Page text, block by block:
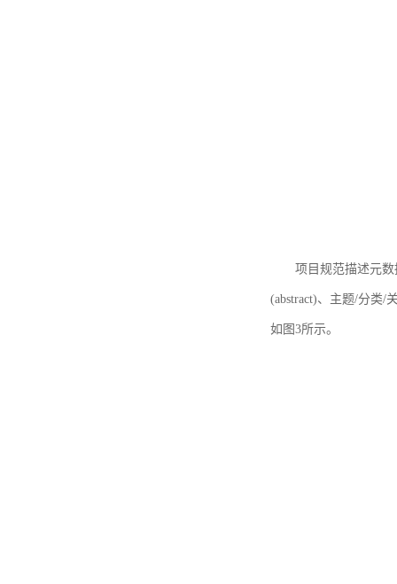
项目规范描述元
(abstract)、主题/分类/
如图3所示。